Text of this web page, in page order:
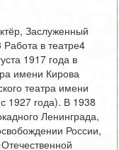
Заслуженный
в театре4
1917 года в
имени Кирова
театра имени
1927 года). В 1938
Ленинграда,
России,